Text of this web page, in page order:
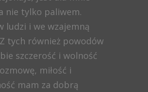
nie tylko paliwem.
ludzi i we wzajemną
tych również powodów
szczerość i wolność
miłość i
mam za dobrą